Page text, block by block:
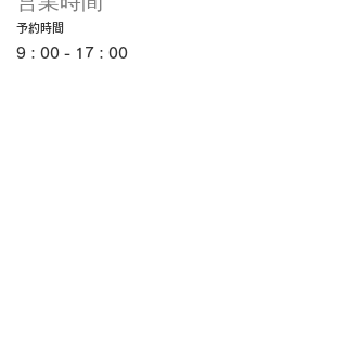
予約時間
9：00 - 17 ：00